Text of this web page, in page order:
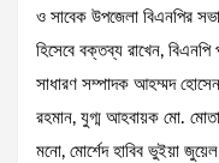
ও সাবেক উপজেলা বিএনপির
হিসেবে বক্তব্য রাখেন,
সাধারণ সম্পাদক আহম্মদ
রহমান, যুগ্ম আহবায়ক মো.
মনো, মোর্শেদ হাবিব ভুইয়া